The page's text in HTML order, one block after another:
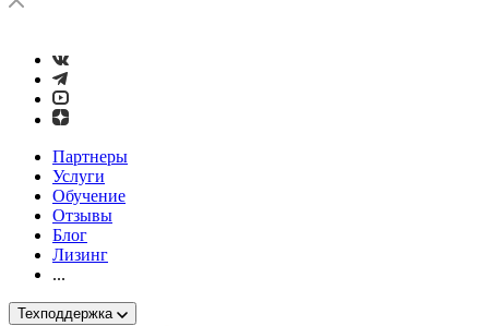
Партнеры
Услуги
Обучение
Отзывы
Блог
Лизинг
...
Техподдержка